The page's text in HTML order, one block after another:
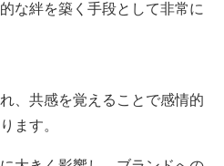
な絆を築く手段として非常に
、共感を覚えることで感情的
ます。